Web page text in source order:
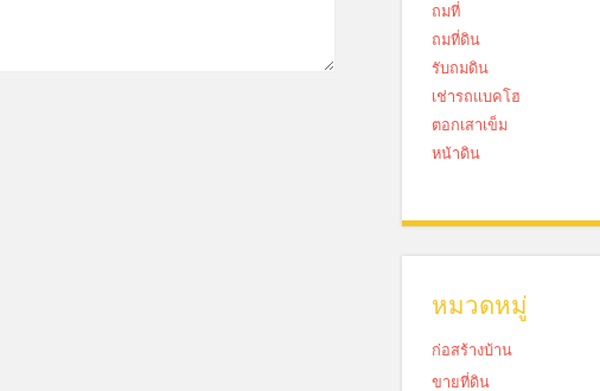
ถมที่
ถมที่ดิน
รับถมดิน
เช่ารถแบคโฮ
ตอกเสาเข็ม
หน้าดิน
หมวดหมู่
ก่อสร้างบ้าน
ขายที่ดิน